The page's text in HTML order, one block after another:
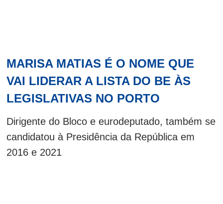
MARISA MATIAS É O NOME QUE
VAI LIDERAR A LISTA DO BE ÀS
LEGISLATIVAS NO PORTO
Dirigente do Bloco e eurodeputado, também se
candidatou à Presidência da República em
2016 e 2021